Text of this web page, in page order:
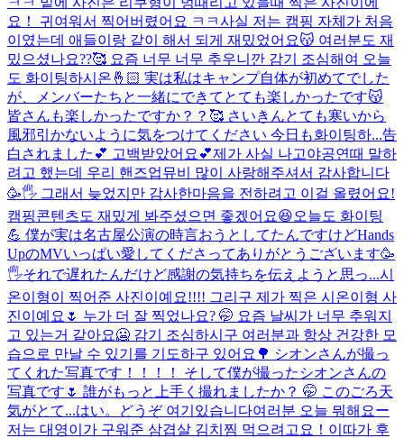
요！ 귀여워서 찍어버렸어요 ㅋㅋ사실 저는 캠핑 자체가 처음
이였는데 애들이랑 같이 해서 되게 재밌었어요😽 여러분도 재
밌으셨나요??🥰 요즘 너무 너무 추우니깐 감기 조심해여 오늘
도 화이팅하시온🤞🏻 実は私はキャンプ自体が初めてでした
が、メンバーたちと一緒にできてとても楽しかったです😽
皆さんも楽しかったですか？？🥰 さいきんとても寒いから
風邪引かないように気をつけてください 今日も화이팅하...告
白されました💕 고백받았어요💕제가 사실 나고야공연때 말하
려고 했는데 우리 핸즈업뮤비 많이 사랑해주셔서 감사합니다
🥳🖐️ 그래서 늦었지만 감사한마음을 전하려고 이걸 올렸어요!
캠핑콘텐츠도 재밌게 봐주셨으면 좋겠어요😆오늘도 화이팅
💪 僕が実は名古屋公演の時言おうとしてたんですけどHands
UpのMVいっぱい愛してくださってありがとうございます🥳
🖐️それで遅れたんだけど感謝の気持ちを伝えようと思っ...시
온이형이 찍어준 사진이예요!!!! 그리구 제가 찍은 시온이형 사
진이예요🌷 누가 더 잘 찍었나요? 🤭 요즘 날씨가 너무 추워지
고 있는거 같아요🥶 감기 조심하시구 여러분과 항상 건강한 모
습으로 만날 수 있기를 기도하구 있어요🌳 シオンさんが撮っ
てくれた写真です！！！！ そして僕が撮ったシオンさんの
写真です🌷 誰がもっと上手く撮れましたか？ 🤭 このごろ天
気がとて...はい。どうぞ 여기있습니다여러분 오늘 뭐해요ー
저는 대영이가 구워준 삼겹살 김치찜 먹으려고요！이따가 후